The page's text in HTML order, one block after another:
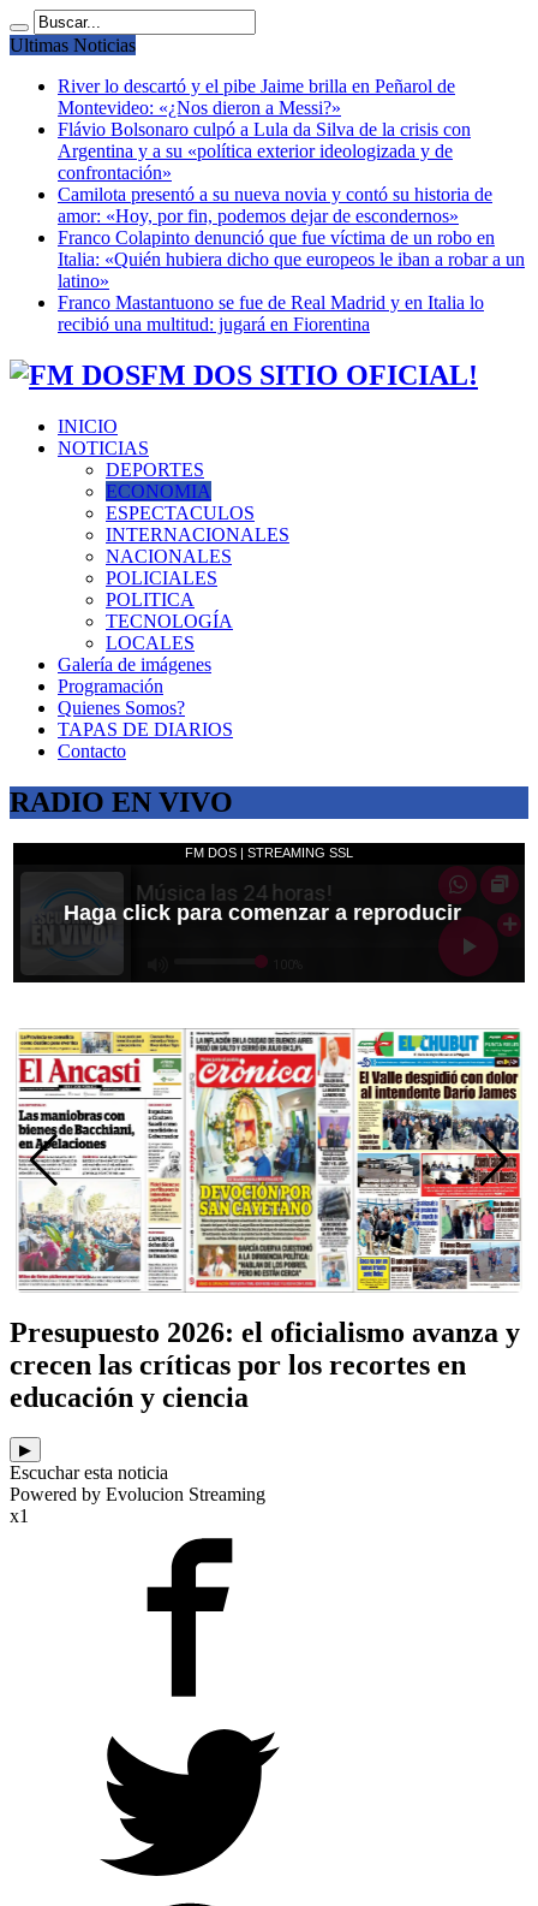
Ultimas Noticias
River lo descartó y el pibe Jaime brilla en Peñarol de
Montevideo: «¿Nos dieron a Messi?»
Flávio Bolsonaro culpó a Lula da Silva de la crisis con
Argentina y a su «política exterior ideologizada y de
confrontación»
Camilota presentó a su nueva novia y contó su historia de
amor: «Hoy, por fin, podemos dejar de escondernos»
Franco Colapinto denunció que fue víctima de un robo en
Italia: «Quién hubiera dicho que europeos le iban a robar a un
latino»
Franco Mastantuono se fue de Real Madrid y en Italia lo
recibió una multitud: jugará en Fiorentina
FM DOS SITIO OFICIAL!
INICIO
NOTICIAS
DEPORTES
ECONOMIA
ESPECTACULOS
INTERNACIONALES
NACIONALES
POLICIALES
POLITICA
TECNOLOGÍA
LOCALES
Galería de imágenes
Programación
Quienes Somos?
TAPAS DE DIARIOS
Contacto
RADIO EN VIVO
Presupuesto 2026: el oficialismo avanza y
crecen las críticas por los recortes en
educación y ciencia
▶
Escuchar esta noticia
Powered by Evolucion Streaming
x1